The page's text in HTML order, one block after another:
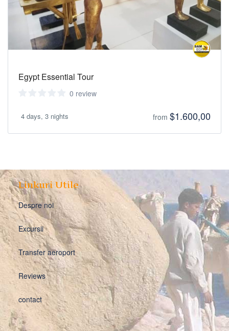
Egypt Essential Tour
0 review
4 days, 3 nights from $1.600,00
Linkuri Utile
Despre noi
Excursii
Transfer aeroport
Reviews
contact